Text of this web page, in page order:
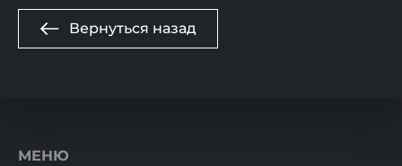
Вернуться назад
МЕНЮ